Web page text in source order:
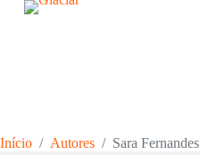
P
a
Início / Autores / Sara Fernandes